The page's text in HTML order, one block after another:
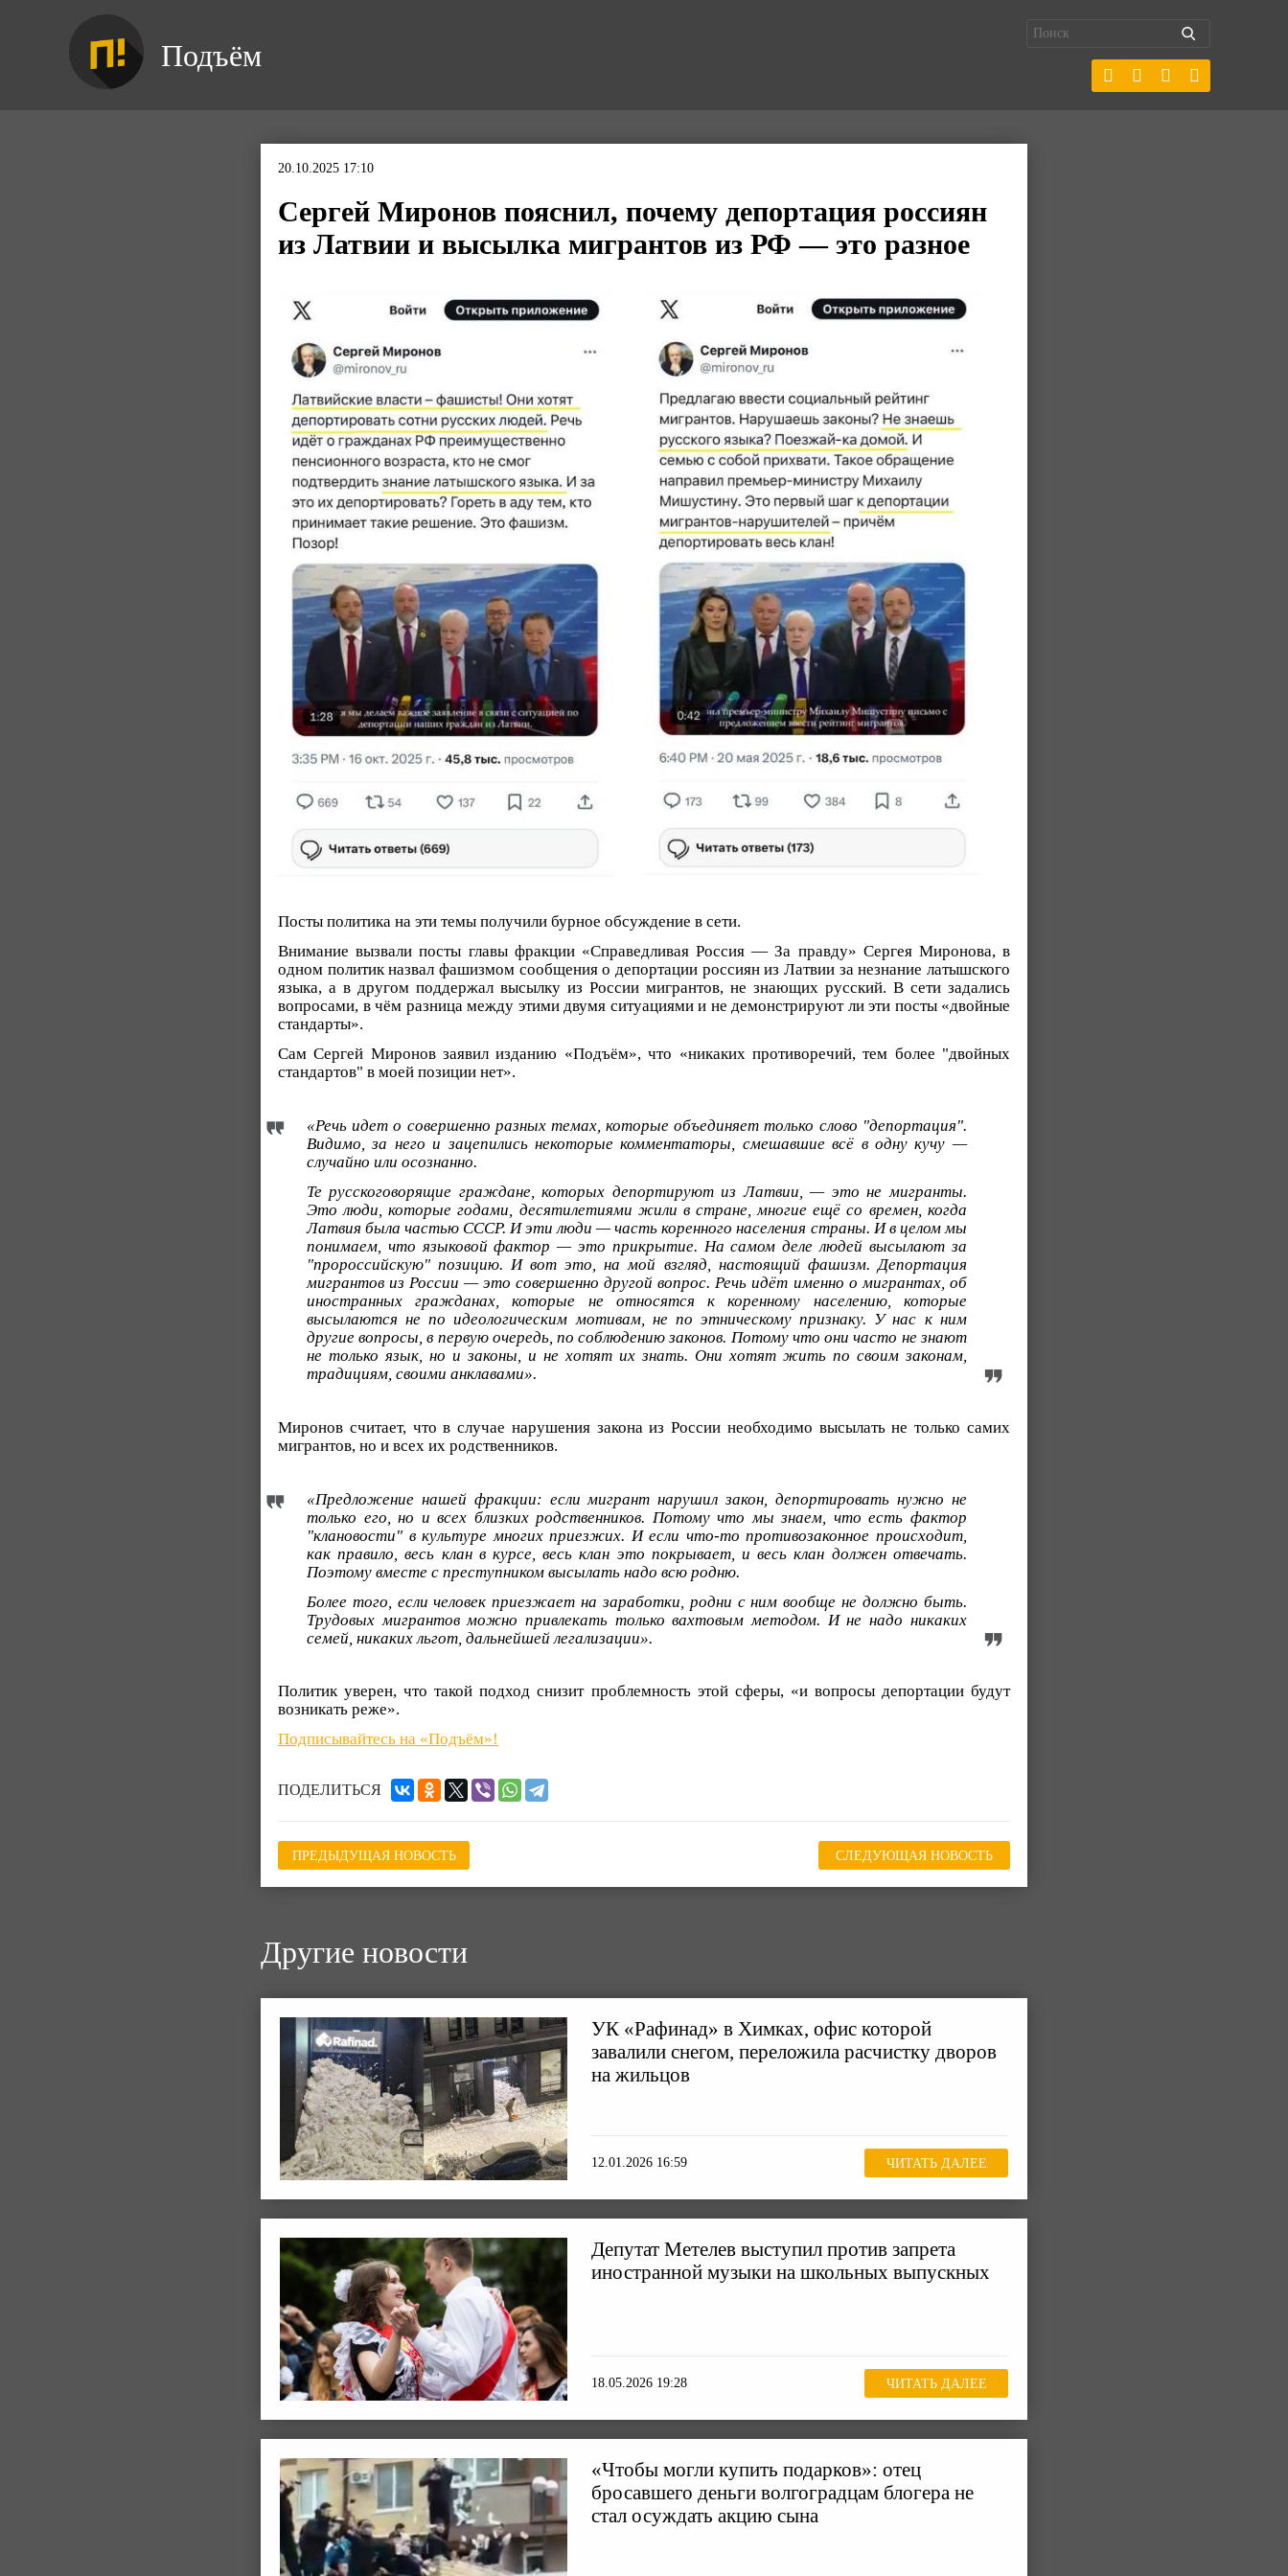
Подъём
20.10.2025 17:10
Сергей Миронов пояснил, почему депортация россиян
из Латвии и высылка мигрантов из РФ — это разное
Посты политика на эти темы получили бурное обсуждение в сети.
Внимание вызвали посты главы фракции «Справедливая Россия — За правду» Сергея Миронова, в
одном политик назвал фашизмом сообщения о депортации россиян из Латвии за незнание латышского
языка, а в другом поддержал высылку из России мигрантов, не знающих русский. В сети задались
вопросами, в чём разница между этими двумя ситуациями и не демонстрируют ли эти посты «двойные
стандарты».
Сам Сергей Миронов заявил изданию «Подъём», что «никаких противоречий, тем более "двойных
стандартов" в моей позиции нет».
«Речь идет о совершенно разных темах, которые объединяет только слово "депортация".
Видимо, за него и зацепились некоторые комментаторы, смешавшие всё в одну кучу —
случайно или осознанно.
Те русскоговорящие граждане, которых депортируют из Латвии, — это не мигранты.
Это люди, которые годами, десятилетиями жили в стране, многие ещё со времен, когда
Латвия была частью СССР. И эти люди — часть коренного населения страны. И в целом мы
понимаем, что языковой фактор — это прикрытие. На самом деле людей высылают за
"пророссийскую" позицию. И вот это, на мой взгляд, настоящий фашизм. Депортация
мигрантов из России — это совершенно другой вопрос. Речь идёт именно о мигрантах, об
иностранных гражданах, которые не относятся к коренному населению, которые
высылаются не по идеологическим мотивам, не по этническому признаку. У нас к ним
другие вопросы, в первую очередь, по соблюдению законов. Потому что они часто не знают
не только язык, но и законы, и не хотят их знать. Они хотят жить по своим законам,
традициям, своими анклавами».
Миронов считает, что в случае нарушения закона из России необходимо высылать не только самих
мигрантов, но и всех их родственников.
«Предложение нашей фракции: если мигрант нарушил закон, депортировать нужно не
только его, но и всех близких родственников. Потому что мы знаем, что есть фактор
"клановости" в культуре многих приезжих. И если что-то противозаконное происходит,
как правило, весь клан в курсе, весь клан это покрывает, и весь клан должен отвечать.
Поэтому вместе с преступником высылать надо всю родню.
Более того, если человек приезжает на заработки, родни с ним вообще не должно быть.
Трудовых мигрантов можно привлекать только вахтовым методом. И не надо никаких
семей, никаких льгот, дальнейшей легализации».
Политик уверен, что такой подход снизит проблемность этой сферы, «и вопросы депортации будут
возникать реже».
Подписывайтесь на «Подъём»!
ПОДЕЛИТЬСЯ
ПРЕДЫДУЩАЯ НОВОСТЬ СЛЕДУЮЩАЯ НОВОСТЬ
Другие новости
УК «Рафинад» в Химках, офис которой
завалили снегом, переложила расчистку дворов
на жильцов
12.01.2026 16:59 ЧИТАТЬ ДАЛЕЕ
Депутат Метелев выступил против запрета
иностранной музыки на школьных выпускных
18.05.2026 19:28 ЧИТАТЬ ДАЛЕЕ
«Чтобы могли купить подарков»: отец
бросавшего деньги волгоградцам блогера не
стал осуждать акцию сына